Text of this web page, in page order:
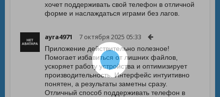
хочет поддерживать свой телефон в отличной
форме и наслаждаться играми без лагов.
ayra4971 7 октября 2025 05:33
Приложение действительно полезное!
Помогает избавиться от лишних файлов,
ускоряет работу устройства и оптимизирует
производительность. Интерфейс интуитивно
понятен, а результаты заметны сразу.
Отличный способ поддерживать телефон в